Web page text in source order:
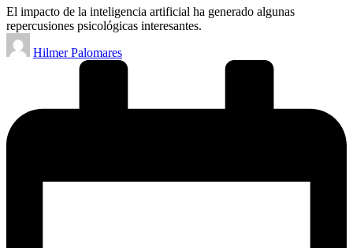
El impacto de la inteligencia artificial ha generado algunas
repercusiones psicológicas interesantes.
Publicado
por
Hilmer Palomares